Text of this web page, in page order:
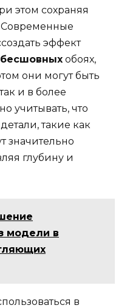
этом сохраняя
эффект
бесшовных обоях,
они могут быть
и в более
учитывать, что
такие как
значительно
глубину и
модели в
в